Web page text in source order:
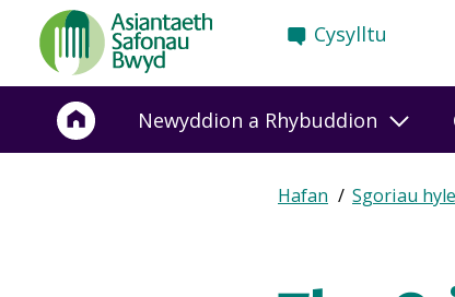
Food
Standards
Agency
Frontpage
Cysylltu
Newyddion a Rhybuddion
Breadcrumb
Expand
breadcrumb
Hafan Sgoriau